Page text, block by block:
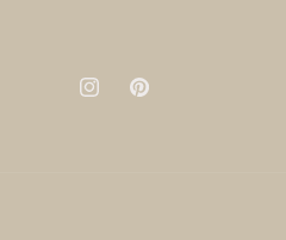
InstagramPinterest